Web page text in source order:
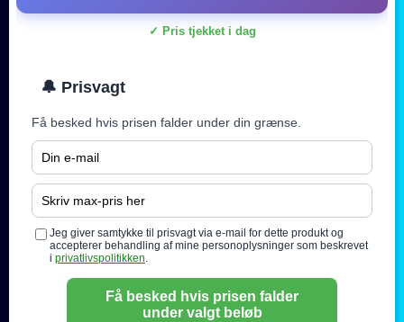
✓ Pris tjekket i dag
🔔 Prisvagt
Få besked hvis prisen falder under din grænse.
Jeg giver samtykke til prisvagt via e-mail for dette produkt og
accepterer behandling af mine personoplysninger som beskrevet
i privatlivspolitikken.
Få besked hvis prisen falder
under valgt beløb